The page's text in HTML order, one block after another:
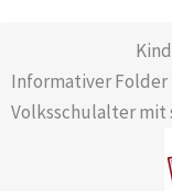
Informativer
Volksschulalter mit